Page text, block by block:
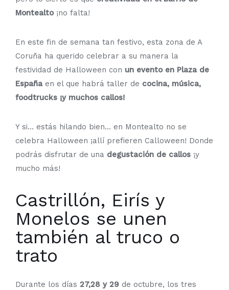
Montealto ¡no falta!
En este fin de semana tan festivo, esta zona de A
Coruña ha querido celebrar a su manera la
festividad de Halloween con un evento en Plaza de
España en el que habrá taller de cocina, música,
foodtrucks ¡y muchos callos!
Y si… estás hilando bien… en Montealto no se
celebra Halloween ¡allí prefieren Calloween! Donde
podrás disfrutar de una degustación de callos ¡y
mucho más!
Castrillón, Eirís y
Monelos se unen
también al truco o
trato
Durante los días 27,28 y 29 de octubre, los tres